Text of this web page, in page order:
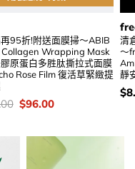
95折!附送面膜掃～ABIB
Wrapping Mask
原蛋白多胜肽撕拉式面膜
Rose Film 復活草緊緻提
Original
$198.00.
$96.00Current
$96.00.
清
～
靜
價
$